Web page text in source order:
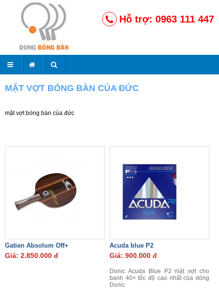
Hỗ trợ: 0963 111 447
MẶT VỢT BÓNG BÀN CỦA ĐỨC
mặt vợt bóng bàn của đức
Gatien Absolum Off+
Giá: 2.850.000 đ
Acuda blue P2
Giá: 900.000 đ
Donic Acuda Blue P2 mặt vợt cho
banh 40+ tốc độ cao nhất của dòng
Donic